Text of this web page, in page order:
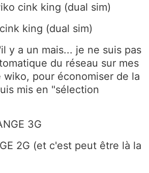
cink king (dual sim)
king (dual sim)
y a un mais... je ne suis pas
du réseau sur mes
wiko, pour économiser de la
mis en "sélection
3G
2G (et c'est peut être là la